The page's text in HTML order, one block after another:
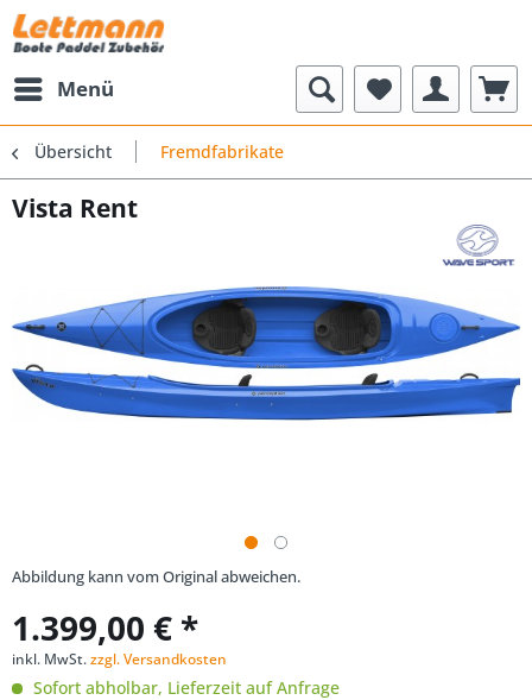
Menü
Übersicht Fremdfabrikate
Vista Rent
Abbildung kann vom Original abweichen.
1.399,00 € *
inkl. MwSt.zzgl. Versandkosten
Sofort abholbar, Lieferzeit auf Anfrage